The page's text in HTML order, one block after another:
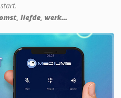
liefde, werk...